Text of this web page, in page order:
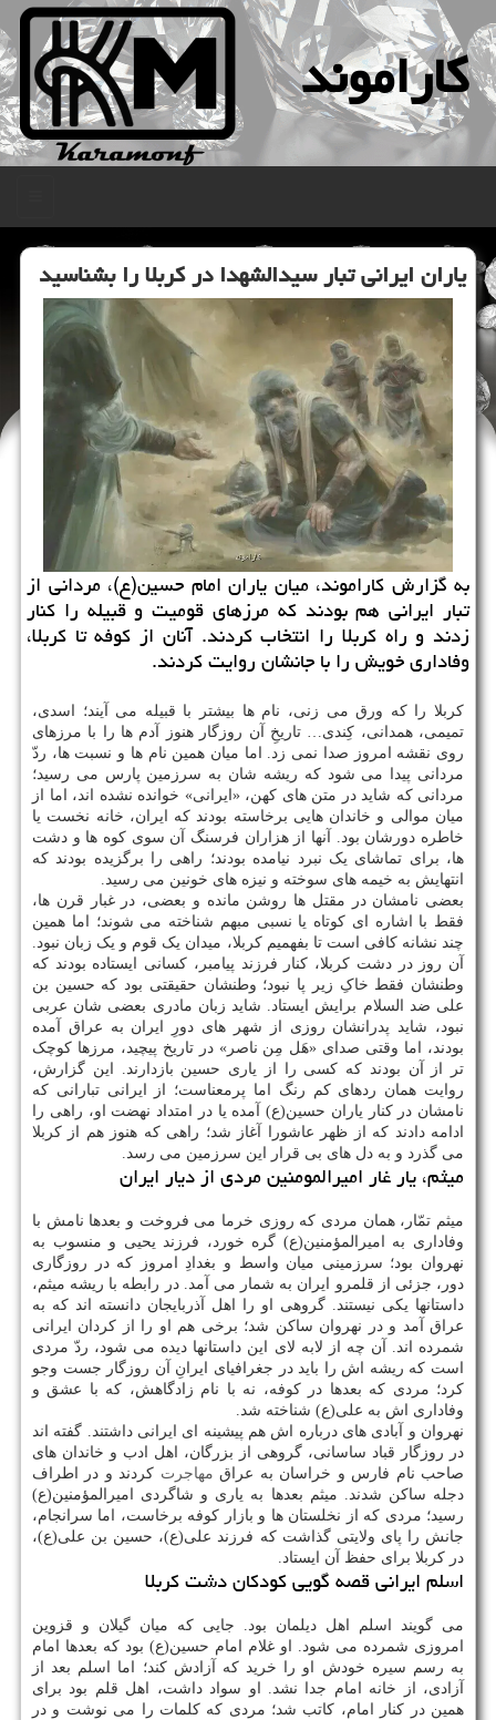
كاراموند
یاران ایرانی تبار سیدالشهدا در کربلا را بشناسید
به گزارش کاراموند، میان یاران امام حسین(ع)، مردانی از
تبار ایرانی هم بودند که مرزهای قومیت و قبیله را کنار
زدند و راه کربلا را انتخاب کردند. آنان از کوفه تا کربلا،
وفاداری خویش را با جانشان روایت کردند.
کربلا را که ورق می زنی، نام ها بیشتر با قبیله می آیند؛ اسدی،
تمیمی، همدانی، کِندی… تاریخِ آن روزگار هنوز آدم ها را با مرزهای
روی نقشه امروز صدا نمی زد. اما میان همین نام ها و نسبت ها، ردّ
مردانی پیدا می شود که ریشه شان به سرزمین پارس می رسید؛
مردانی که شاید در متن های کهن، «ایرانی» خوانده نشده اند، اما از
میان موالی و خاندان هایی برخاسته بودند که ایران، خانه نخست یا
خاطره دورشان بود. آنها از هزاران فرسنگ آن سوی کوه ها و دشت
ها، برای تماشای یک نبرد نیامده بودند؛ راهی را برگزیده بودند که
انتهایش به خیمه های سوخته و نیزه های خونین می رسید.
بعضی نامشان در مقتل ها روشن مانده و بعضی، در غبار قرن ها،
فقط با اشاره ای کوتاه یا نسبی مبهم شناخته می شوند؛ اما همین
چند نشانه کافی است تا بفهمیم کربلا، میدان یک قوم و یک زبان نبود.
آن روز در دشت کربلا، کنار فرزند پیامبر، کسانی ایستاده بودند که
وطنشان فقط خاکِ زیر پا نبود؛ وطنشان حقیقتی بود که حسین بن
علی ضد السلام برایش ایستاد. شاید زبان مادری بعضی شان عربی
نبود، شاید پدرانشان روزی از شهر های دورِ ایران به عراق آمده
بودند، اما وقتی صدای «هَل مِن ناصر» در تاریخ پیچید، مرزها کوچک
تر از آن بودند که کسی را از یاری حسین بازدارند. این گزارش،
روایت همان ردهای کم رنگ اما پرمعناست؛ از ایرانی تبارانی که
نامشان در کنار یاران حسین(ع) آمده یا در امتداد نهضت او، راهی را
ادامه دادند که از ظهر عاشورا آغاز شد؛ راهی که هنوز هم از کربلا
می گذرد و به دل های بی قرار این سرزمین می رسد.
میثم، یار غار امیرالمومنین مردی از دیار ایران
میثم تمّار، همان مردی که روزی خرما می فروخت و بعدها نامش با
وفاداری به امیرالمؤمنین(ع) گره خورد، فرزند یحیی و منسوب به
نهروان بود؛ سرزمینی میان واسط و بغدادِ امروز که در روزگاری
دور، جزئی از قلمرو ایران به شمار می آمد. در رابطه با ریشه میثم،
داستانها یکی نیستند. گروهی او را اهل آذربایجان دانسته اند که به
عراق آمد و در نهروان ساکن شد؛ برخی هم او را از کردان ایرانی
شمرده اند. آن چه از لابه لای این داستانها دیده می شود، ردّ مردی
است که ریشه اش را باید در جغرافیای ایرانِ آن روزگار جست وجو
کرد؛ مردی که بعدها در کوفه، نه با نام زادگاهش، که با عشق و
وفاداری اش به علی(ع) شناخته شد.
نهروان و آبادی های درباره اش هم پیشینه ای ایرانی داشتند. گفته اند
در روزگار قباد ساسانی، گروهی از بزرگان، اهل ادب و خاندان های
صاحب نام فارس و خراسان به عراق مهاجرت کردند و در اطراف
دجله ساکن شدند. میثم بعدها به یاری و شاگردی امیرالمؤمنین(ع)
رسید؛ مردی که از نخلستان ها و بازار کوفه برخاست، اما سرانجام،
جانش را پای ولایتی گذاشت که فرزند علی(ع)، حسین بن علی(ع)،
در کربلا برای حفظ آن ایستاد.
اسلم ایرانی قصه گویی کودکان دشت کربلا
می گویند اسلم اهل دیلمان بود. جایی که میان گیلان و قزوین
امروزی شمرده می شود. او غلام امام حسین(ع) بود که بعدها امام
به رسم سیره خودش او را خرید که آزادش کند؛ اما اسلم بعد از
آزادی، از خانه امام جدا نشد. او سواد داشت، اهل قلم بود برای
همین در کنار امام، کاتب شد؛ مردی که کلمات را می نوشت و در